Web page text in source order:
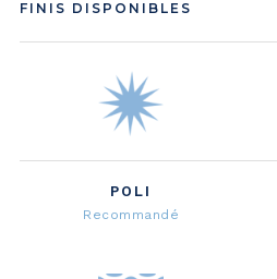
FINIS DISPONIBLES
POLI
Recommandé